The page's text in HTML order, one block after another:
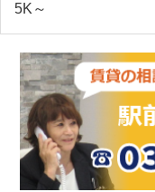
5K～